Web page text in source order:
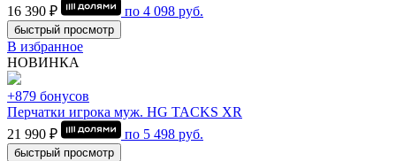
16 390 ₽
по 4 098 руб.
быстрый просмотр
В избранное
НОВИНКА
+879 бонусов
Перчатки игрока муж. HG TACKS XR
21 990 ₽
по 5 498 руб.
быстрый просмотр